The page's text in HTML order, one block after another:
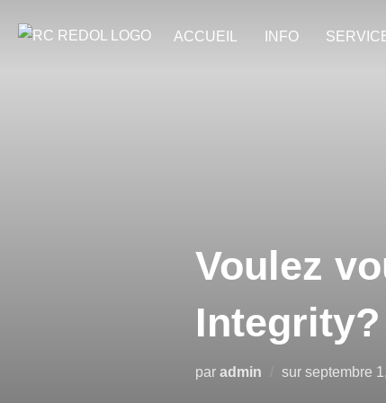
ACCUEIL INFO
Voulez
Integrity?
par admin sur septembre